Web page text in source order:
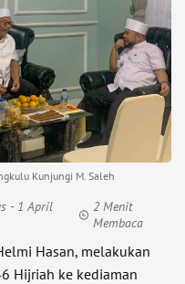
Kunjungi M. Saleh
- 1 April
2 Menit
Membaca
Hasan, melakukan
Hijriah ke kediaman